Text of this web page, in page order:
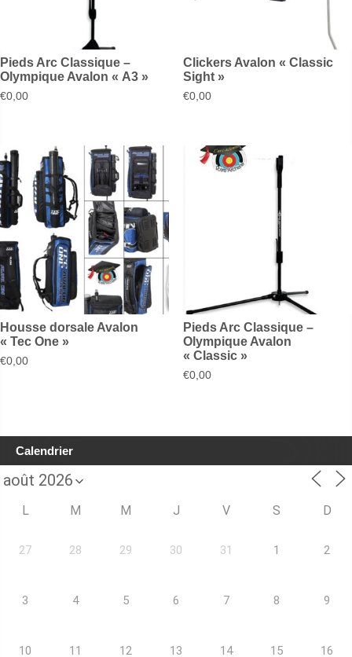
Pieds Arc Classique –
Olympique Avalon « A3 »
€0,00
Clickers Avalon « Classic
Sight »
€0,00
Housse dorsale Avalon
« Tec One »
€0,00
Pieds Arc Classique –
Olympique Avalon
« Classic »
€0,00
Calendrier
L M M J V S D
27 28 29 30 31 1 2
3 4 5 6 7 8 9
10 11 12 13 14 15 16